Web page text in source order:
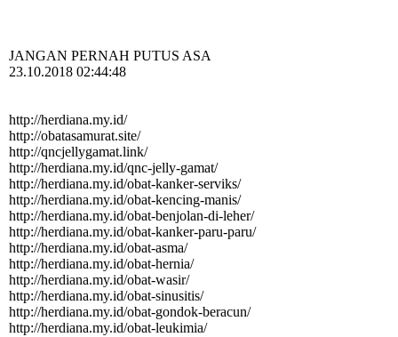
JANGAN PERNAH PUTUS ASA
23.10.2018 02:44:48
http://herdiana.my.id/
http:­//­obatasamurat.­site/­
http:­//­qncjellygamat.­link/­
http:­//­herdiana.­my.­id/­qnc-­jelly-­gamat/­
http:­//­herdiana.­my.­id/­obat-­kanker-­serviks/­
http:­//­herdiana.­my.­id/­obat-­kencing-­manis/­
http:­//­herdiana.­my.­id/­obat-­benjolan-­di-­leher/­
http:­//­herdiana.­my.­id/­obat-­kanker-­paru-­paru/­
http:­//­herdiana.­my.­id/­obat-­asma/­
http:­//­herdiana.­my.­id/­obat-­hernia/­
http:­//­herdiana.­my.­id/­obat-­wasir/­
http:­//­herdiana.­my.­id/­obat-­sinusitis/­
http:­//­herdiana.­my.­id/­obat-­gondok-­beracun/­
http:­//­herdiana.­my.­id/­obat-­leukimia/­